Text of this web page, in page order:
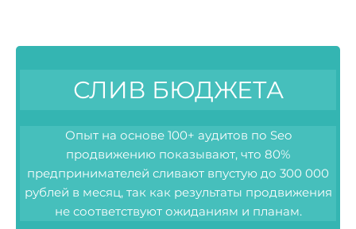
СЛИВ БЮДЖЕТА
Опыт на основе 100+ аудитов по Seo
продвижению показывают, что 80%
предпринимателей сливают впустую до 300 000
рублей в месяц, так как результаты продвижения
не соответствуют ожиданиям и планам.